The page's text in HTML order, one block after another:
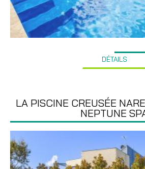
DÉTAILS
LA PISCINE CREUSÉE
NEPTUNE